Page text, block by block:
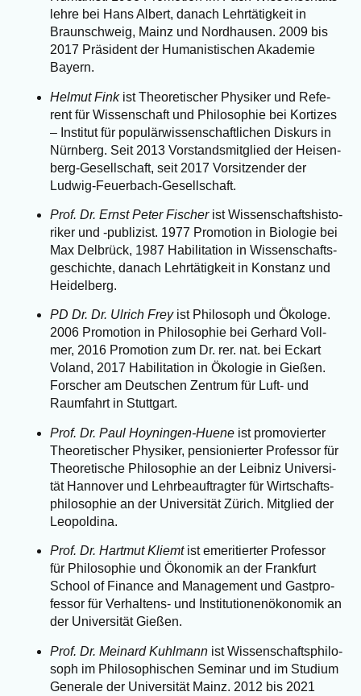
leh­re bei Hans Albert, danach Lehr­tä­tig­keit in
Braun­schweig, Mainz und Nord­hau­sen. 2009 bis
2017 Prä­si­dent der Huma­nis­ti­schen Aka­de­mie
Bayern.
Hel­mut Finkist Theo­re­ti­scher Phy­si­ker und Refe­
rent für Wis­sen­schaft und Phi­lo­so­phie bei Kor­ti­zes
– Insti­tut für popu­lär­wis­sen­schaft­li­chen Dis­kurs in
Nürn­berg. Seit 2013 Vor­stands­mit­glied der Hei­sen­
berg-Gesell­schaft, seit 2017 Vor­sit­zen­der der
Ludwig-Feuerbach-Gesellschaft.
Prof. Dr. Ernst Peter Fischerist Wis­sen­schafts­his­to­
ri­ker und ‑publi­zist. 1977 Pro­mo­ti­on in Bio­lo­gie bei
Max Del­brück, 1987 Habi­li­ta­ti­on in Wis­sen­schafts­
ge­schich­te, danach Lehr­tä­tig­keit in Kon­stanz und
Heidelberg.
PD Dr. Dr. Ulrich Freyist Phi­lo­soph und Öko­lo­ge.
2006 Pro­mo­ti­on in Phi­lo­so­phie bei Ger­hard Voll­
mer, 2016 Pro­mo­ti­on zum Dr. rer. nat. bei Eck­art
Voland, 2017 Habi­li­ta­ti­on in Öko­lo­gie in Gie­ßen.
For­scher am Deut­schen Zen­trum für Luft- und
Raum­fahrt in Stuttgart.
Prof. Dr. Paul Hoynin­gen-Hue­ne ist pro­mo­vier­ter
Theo­re­ti­scher Phy­si­ker, pen­sio­nier­ter Pro­fes­sor für
Theo­re­ti­sche Phi­lo­so­phie an der Leib­niz Uni­ver­si­
tät Han­no­ver und Lehr­be­auf­trag­ter für Wirt­schafts­
phi­lo­so­phie an der Uni­ver­si­tät Zürich. Mit­glied der
Leopoldina.
Prof. Dr. Hart­mut Kli­emtist eme­ri­tier­ter Pro­fes­sor
für Phi­lo­so­phie und Öko­no­mik an der Frank­furt
School of Finan­ce and Manage­ment und Gast­pro­
fes­sor für Ver­hal­tens- und Insti­tu­tio­nen­öko­no­mik an
der Uni­ver­si­tät Gießen.
Prof. Dr. Mei­nard Kuhl­mann ist Wis­sen­schafts­phi­lo­
soph im Phi­lo­so­phi­schen Semi­nar und im Stu­di­um
Gene­ra­le der Uni­ver­si­tät Mainz. 2012 bis 2021